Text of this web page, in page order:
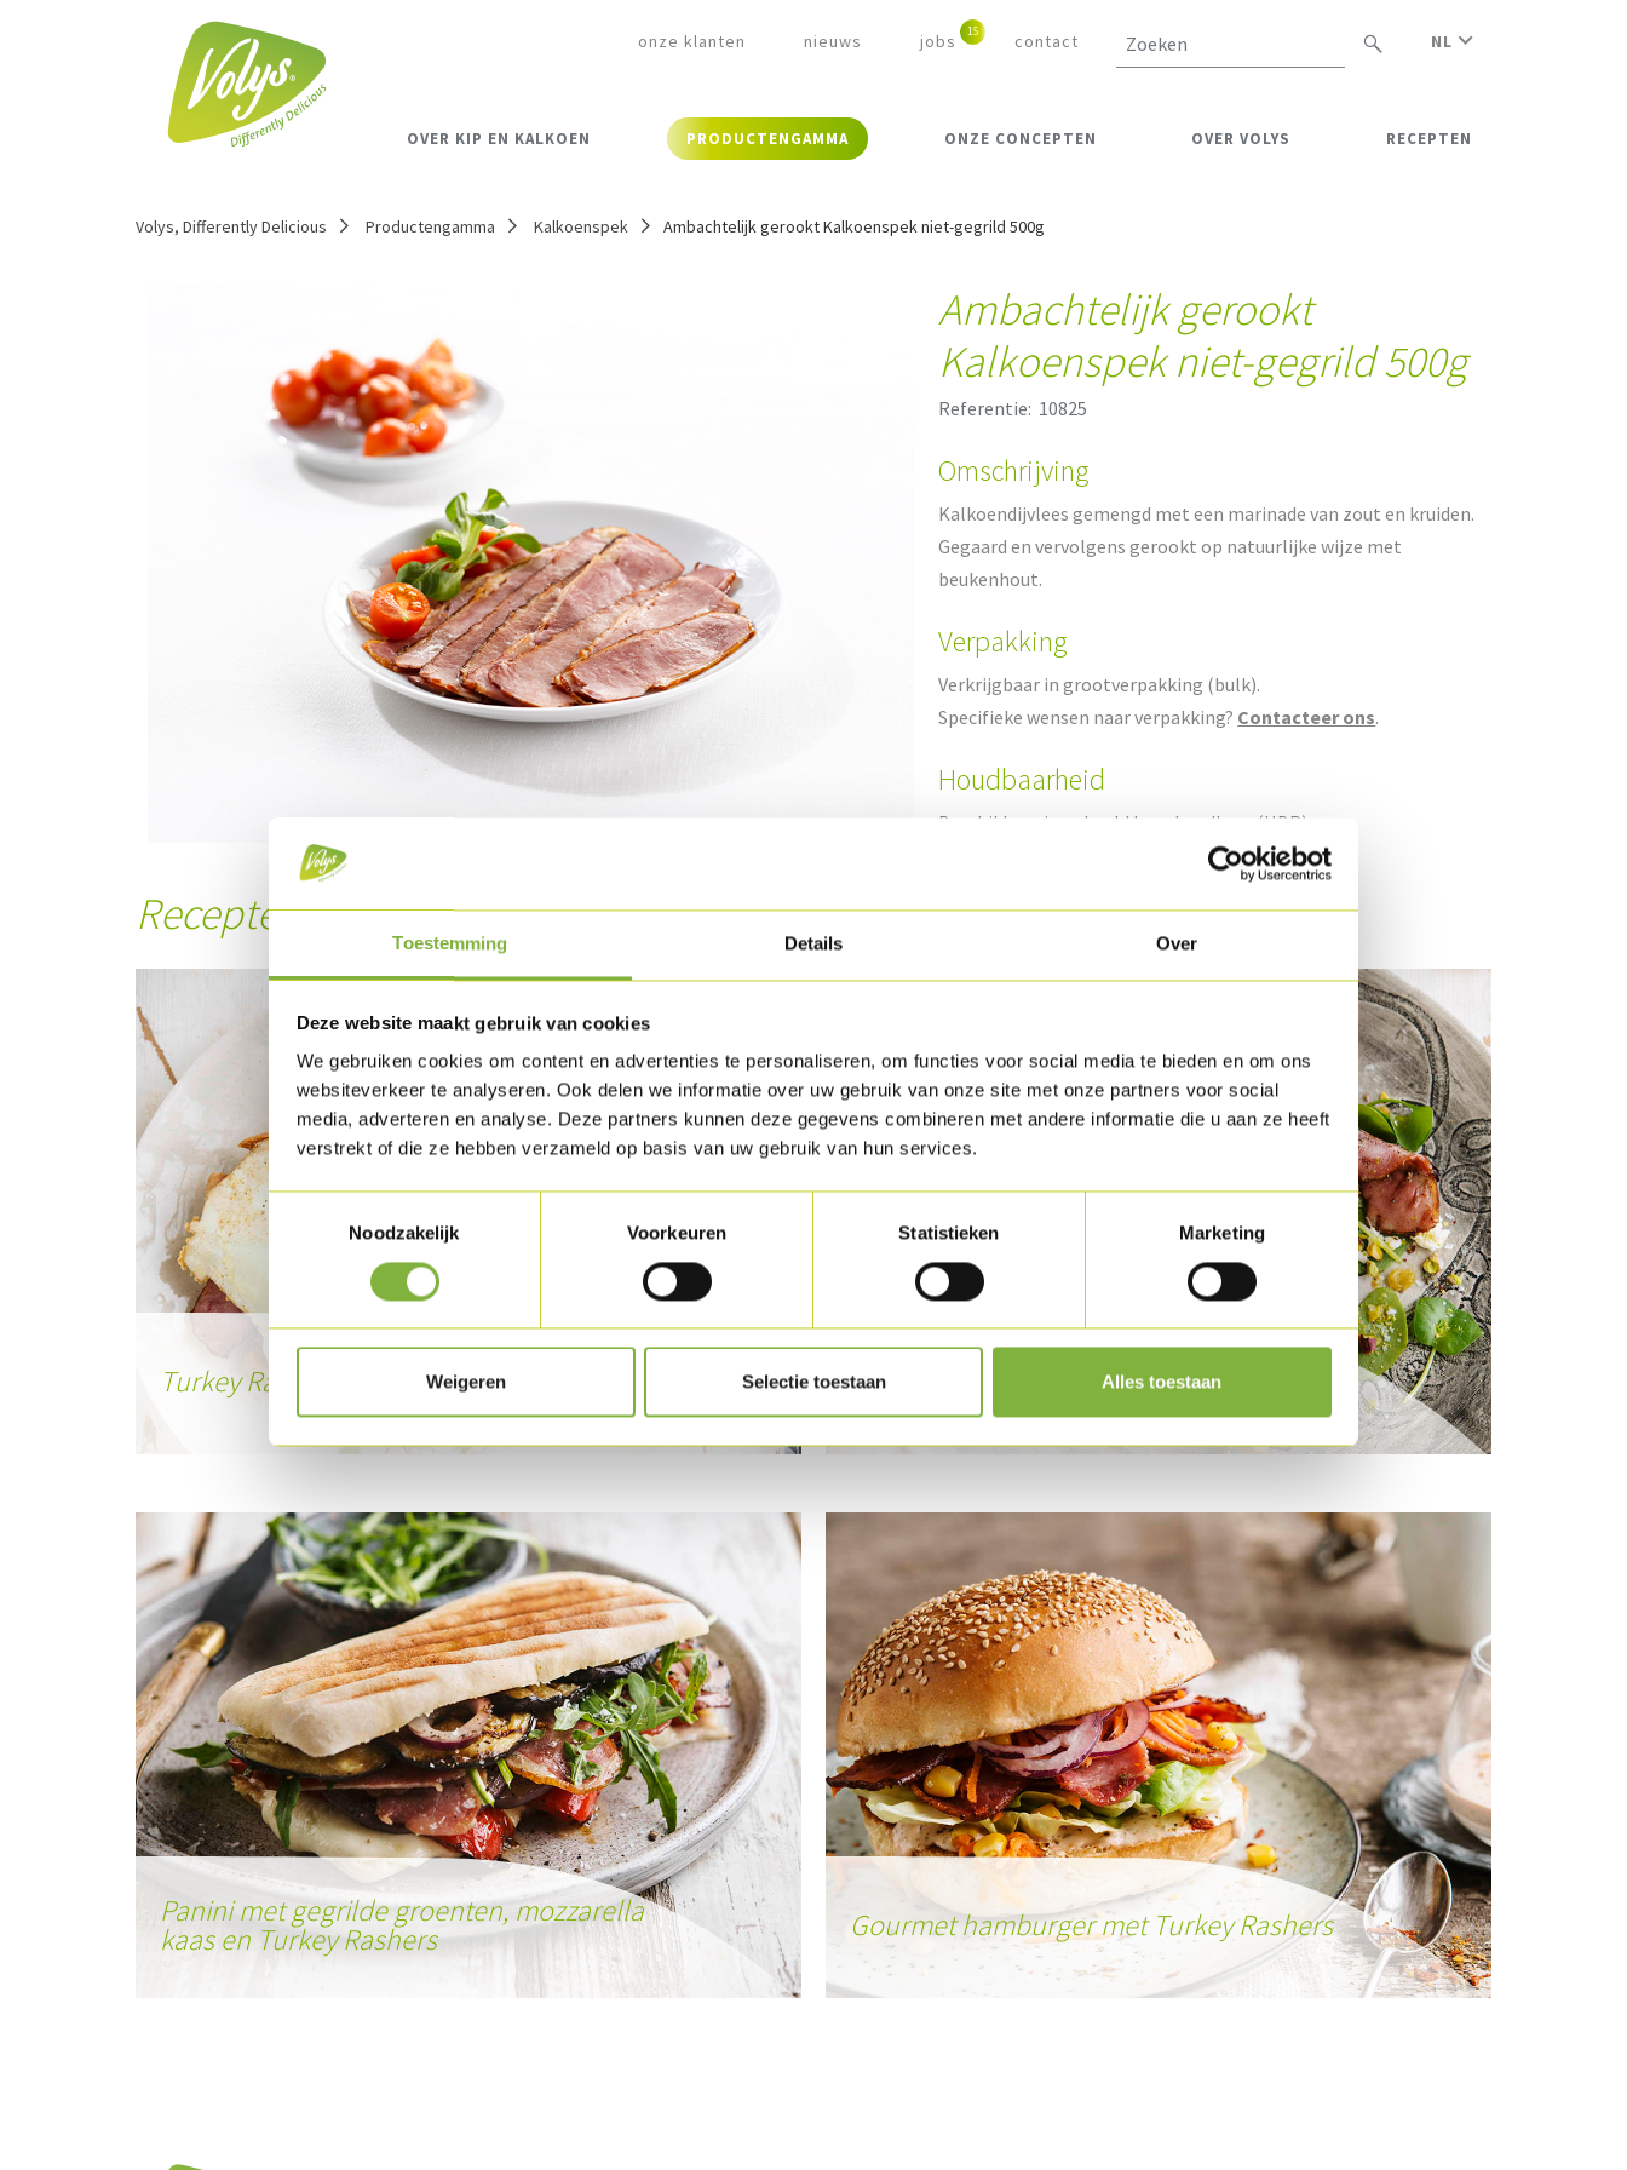
Toestemming Details Over
Deze website maakt gebruik van cookies
We gebruiken cookies om content en advertenties te personaliseren, om functies voor social media te bieden en om ons
websiteverkeer te analyseren. Ook delen we informatie over uw gebruik van onze site met onze partners voor social
media, adverteren en analyse. Deze partners kunnen deze gegevens combineren met andere informatie die u aan ze heeft
verstrekt of die ze hebben verzameld op basis van uw gebruik van hun services.
Noodzakelijk
Voorkeuren Statistieken Marketing
Weigeren Selectie toestaan Alles toestaan
onze klanten nieuws jobs contact NL
OVER KIP EN KALKOEN PRODUCTENGAMMA ONZE CONCEPTEN OVER VOLYS RECEPTEN
Volys, Differently Delicious Productengamma Kalkoenspek Ambachtelijk gerookt Kalkoenspek niet-gegrild 500g
Ambachtelijk gerookt
Kalkoenspek niet-gegrild 500g
Referentie: 10825
Omschrijving
Kalkoendijvlees gemengd met een marinade van zout en kruiden.
Gegaard en vervolgens gerookt op natuurlijke wijze met
beukenhout.
Verpakking
Verkrijgbaar in grootverpakking (bulk).
Specifieke wensen naar verpakking? Contacteer ons.
Houdbaarheid
Beschikbaar in gekoeld lang houdbaar (HDP).
Recepten met dit product
Turkey Rashers met toast en ei Turkey Rashers op de BBQ met butternut
& notenbrood
Panini met gegrilde groenten, mozzarella
kaas en Turkey Rashers Gourmet hamburger met Turkey Rashers